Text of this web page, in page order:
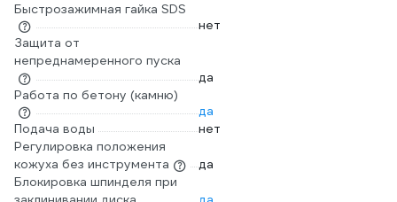
Быстрозажимная гайка SDS
нет
Защита от
непреднамеренного пуска
да
Работа по бетону (камню)
да
Подача воды
нет
Регулировка положения
кожуха без инструмента
да
Блокировка шпинделя при